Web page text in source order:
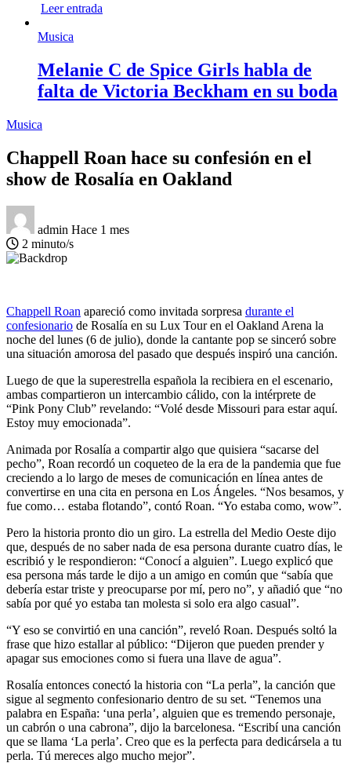
Leer entrada
Musica
Melanie C de Spice Girls habla de
falta de Victoria Beckham en su boda
Musica
Chappell Roan hace su confesión en el
show de Rosalía en Oakland
admin Hace 1 mes
2 minuto/s
Chappell Roan apareció como invitada sorpresa durante el
confesionario de Rosalía en su Lux Tour en el Oakland Arena la
noche del lunes (6 de julio), donde la cantante pop se sinceró sobre
una situación amorosa del pasado que después inspiró una canción.
Luego de que la superestrella española la recibiera en el escenario,
ambas compartieron un intercambio cálido, con la intérprete de
“Pink Pony Club” revelando: “Volé desde Missouri para estar aquí.
Estoy muy emocionada”.
Animada por Rosalía a compartir algo que quisiera “sacarse del
pecho”, Roan recordó un coqueteo de la era de la pandemia que fue
creciendo a lo largo de meses de comunicación en línea antes de
convertirse en una cita en persona en Los Ángeles. “Nos besamos, y
fue como… estaba flotando”, contó Roan. “Yo estaba como, wow”.
Pero la historia pronto dio un giro. La estrella del Medio Oeste dijo
que, después de no saber nada de esa persona durante cuatro días, le
escribió y le respondieron: “Conocí a alguien”. Luego explicó que
esa persona más tarde le dijo a un amigo en común que “sabía que
debería estar triste y preocuparse por mí, pero no”, y añadió que “no
sabía por qué yo estaba tan molesta si solo era algo casual”.
“Y eso se convirtió en una canción”, reveló Roan. Después soltó la
frase que hizo estallar al público: “Dijeron que pueden prender y
apagar sus emociones como si fuera una llave de agua”.
Rosalía entonces conectó la historia con “La perla”, la canción que
sigue al segmento confesionario dentro de su set. “Tenemos una
palabra en España: ‘una perla’, alguien que es tremendo personaje,
un cabrón o una cabrona”, dijo la barcelonesa. “Escribí una canción
que se llama ‘La perla’. Creo que es la perfecta para dedicársela a tu
perla. Tú mereces algo mucho mejor”.